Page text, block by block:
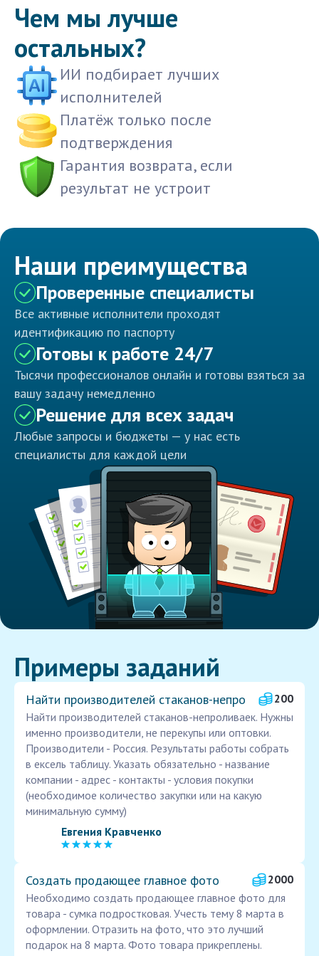
Чем мы лучше
остальных?
ИИ подбирает лучших
исполнителей
Платёж только после
подтверждения
Гарантия возврата, если
результат не устроит
Наши преимущества
Проверенные специалисты
Все активные исполнители проходят
идентификацию по паспорту
Готовы к работе 24/7
Тысячи профессионалов онлайн и готовы взяться за
вашу задачу немедленно
Решение для всех задач
Любые запросы и бюджеты — у нас есть
специалисты для каждой цели
Примеры заданий
Найти производителей стаканов-непро
200
Найти производителей стаканов-непроливаек. Нужны
именно производители, не перекупы или оптовки.
Производители - Россия. Результаты работы собрать
в ексель таблицу. Указать обязательно - название
компании - адрес - контакты - условия покупки
(необходимое количество закупки или на какую
минимальную сумму)
Евгения Кравченко
Создать продающее главное фото
2000
Необходимо создать продающее главное фото для
товара - сумка подростковая. Учесть тему 8 марта в
оформлении. Отразить на фото, что это лучший
подарок на 8 марта. Фото товара прикреплены.